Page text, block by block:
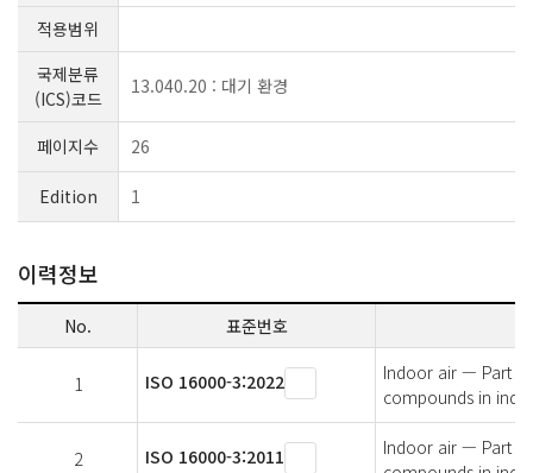
적용범위
국제분류
(ICS)코드
13.040.20 : 대기 환경
페이지수 26
Edition 1
이력정보
No. 표준번호
1 ISO 16000-3:2022
Indoor air — Part
compounds in
2 ISO 16000-3:2011
Indoor air — Part